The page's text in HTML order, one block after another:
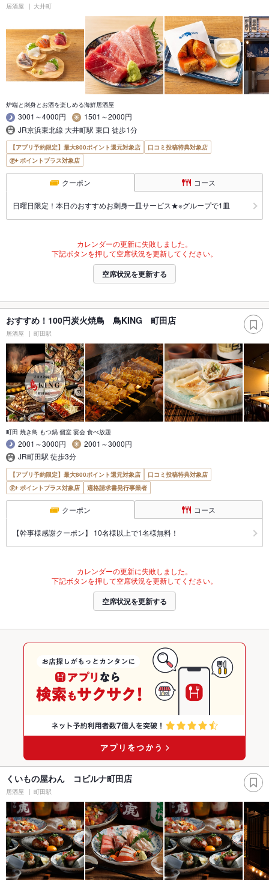
居酒屋 大井町
炉端と刺身とお酒を楽しめる海鮮居酒屋
3001～4000円
1501～2000円
JR京浜東北線 大井町駅 東口 徒歩1分
【アプリ予約限定】最大800ポイント還元対象店
口コミ投稿特典対象店
ポイントプラス対象店
クーポン コース
日曜日限定！本日のおすすめお刺身一皿サービス★※グループで1皿
カレンダーの更新に失敗しました。
下記ボタンを押して空席状況を更新してください。
空席状況を更新する
おすすめ！100円炭火焼鳥 鳥KING 町田店
居酒屋 町田駅
町田 焼き鳥 もつ鍋 個室 宴会 食べ放題
2001～3000円
2001～3000円
JR町田駅 徒歩3分
【アプリ予約限定】最大800ポイント還元対象店
口コミ投稿特典対象店
ポイントプラス対象店
適格請求書発行事業者
クーポン コース
【幹事様感謝クーポン】 10名様以上で1名様無料！
カレンダーの更新に失敗しました。
下記ボタンを押して空席状況を更新してください。
空席状況を更新する
くいもの屋わん コビルナ町田店
居酒屋 町田駅